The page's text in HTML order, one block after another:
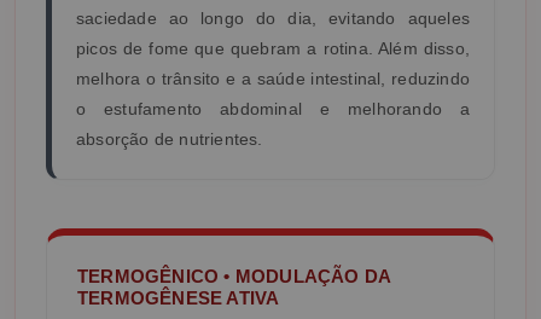
saciedade ao longo do dia, evitando aqueles
picos de fome que quebram a rotina. Além disso,
melhora o trânsito e a saúde intestinal, reduzindo
o estufamento abdominal e melhorando a
absorção de nutrientes.
TERMOGÊNICO • MODULAÇÃO DA
TERMOGÊNESE ATIVA